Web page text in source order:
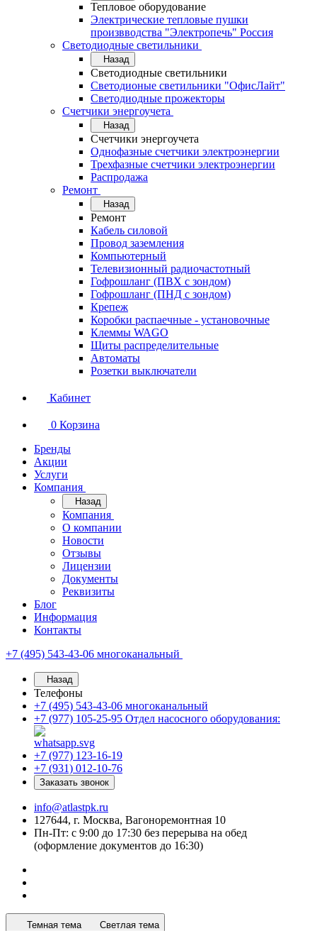
Тепловое оборудование
Электрические тепловые пушки
произвводства "Электропечь" Россия
Светодиодные светильники
Назад
Светодиодные светильники
Светодионые светильники "ОфисЛайт"
Светодиодные прожекторы
Счетчики энергоучета
Назад
Счетчики энергоучета
Однофазные счетчики электроэнергии
Трехфазные счетчики электроэнергии
Распродажа
Ремонт
Назад
Ремонт
Кабель силовой
Провод заземления
Компьютерный
Телевизионный радиочастотный
Гофрошланг (ПВХ с зондом)
Гофрошланг (ПНД с зондом)
Крепеж
Коробки распаечные - установочные
Клеммы WAGO
Щиты распределительные
Автоматы
Розетки выключатели
Кабинет
0 Корзина
Бренды
Акции
Услуги
Компания
Назад
Компания
О компании
Новости
Отзывы
Лицензии
Документы
Реквизиты
Блог
Информация
Контакты
+7 (495) 543-43-06 многоканальный
Назад
Телефоны
+7 (495) 543-43-06 многоканальный
+7 (977) 105-25-95 Отдел насосного оборудования:
+7 (977) 123-16-19
+7 (931) 012-10-76
Заказать звонок
info@atlastpk.ru
127644, г. Москва, Вагоноремонтная 10
Пн-Пт: с 9:00 до 17:30 без перерыва на обед
(оформление документов до 16:30)
Темная тема Светлая тема